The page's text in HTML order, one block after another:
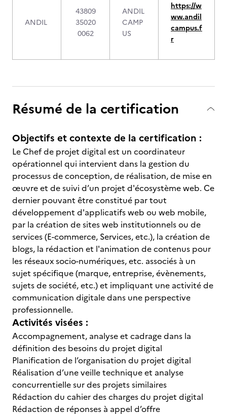
ANDIL
43809
35020
0062
ANDIL
CAMP
US
https://w
ww.andil
campus.f
r
Résumé de la certification
Objectifs et contexte de la certification :
Le Chef de projet digital est un coordinateur
opérationnel qui intervient dans la gestion du
processus de conception, de réalisation, de mise en
œuvre et de suivi d’un projet d'écosystème web. Ce
dernier pouvant être constitué par tout
développement d'applicatifs web ou web mobile,
par la création de sites web institutionnels ou de
services (E-commerce, Services, etc.), la création de
blogs, la rédaction et l'animation de contenus pour
les réseaux socio-numériques, etc. associés à un
sujet spécifique (marque, entreprise, évènements,
sujets de société, etc.) et impliquant une activité de
communication digitale dans une perspective
professionnelle.
Activités visées :
Accompagnement, analyse et cadrage dans la
définition des besoins du projet digital
Planification de l’organisation du projet digital
Réalisation d’une veille technique et analyse
concurrentielle sur des projets similaires
Rédaction du cahier des charges du projet digital
Rédaction de réponses à appel d’offre